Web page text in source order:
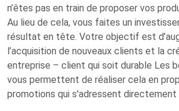
n’êtes pas en train de proposer vos
Au lieu de cela, vous faites un
résultat en tête. Votre objectif est
l’acquisition de nouveaux clients et la
entreprise – client qui soit durable Les
vous permettent de réaliser cela en
promotions qui s'adressent directement